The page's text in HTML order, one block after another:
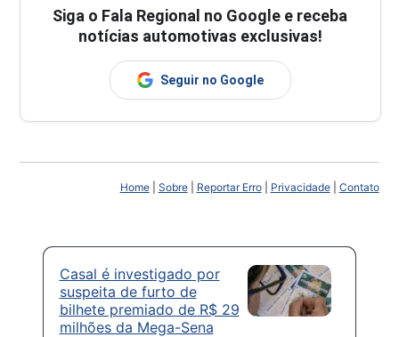
Siga o Fala Regional no Google e receba
notícias automotivas exclusivas!
Seguir no Google
Home| Sobre| Reportar Erro| Privacidade| Contato
Casal é investigado por
suspeita de furto de
bilhete premiado de R$ 29
milhões da Mega-Sena